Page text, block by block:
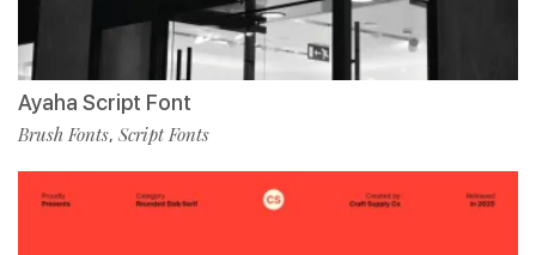
Ayaha Script Font
Brush Fonts, Script Fonts